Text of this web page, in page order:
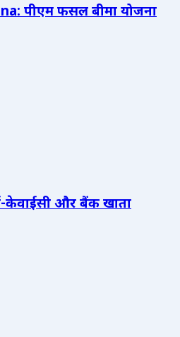
पीएम फसल बीमा योजना
केवाईसी और बैंक खाता